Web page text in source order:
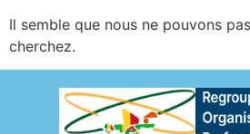
Il semble que nous ne pouvons
cherchez.